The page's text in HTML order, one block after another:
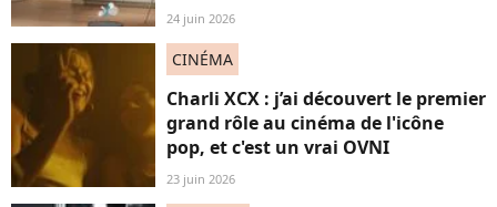
24 juin 2026
CINÉMA
Charli XCX : j’ai découvert le premier
grand rôle au cinéma de l'icône
pop, et c'est un vrai OVNI
23 juin 2026